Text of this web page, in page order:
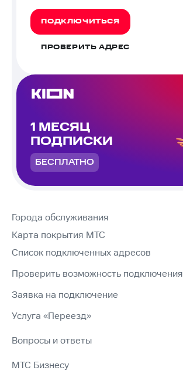
ПОДКЛЮЧИТЬСЯ
ПРОВЕРИТЬ АДРЕС
1 МЕСЯЦ
ПОДПИСКИ
БЕСПЛАТНО
Города обслуживания
Карта покрытия МТС
Список подключенных адресов
Проверить возможность подключения
Заявка на подключение
Услуга «Переезд»
Вопросы и ответы
МТС Бизнесу